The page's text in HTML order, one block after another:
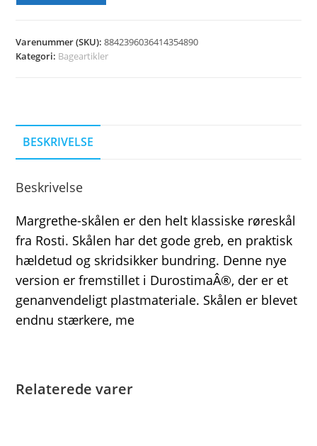
Varenummer (SKU):8842396036414354890
Kategori: Bageartikler
BESKRIVELSE
Beskrivelse
Margrethe-skålen er den helt klassiske røreskål
fra Rosti. Skålen har det gode greb, en praktisk
hældetud og skridsikker bundring. Denne nye
version er fremstillet i DurostimaÂ®, der er et
genanvendeligt plastmateriale. Skålen er blevet
endnu stærkere, me
Relaterede varer